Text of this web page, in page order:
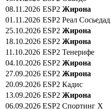
08.11.2026 ESP2 Жирона
01.11.2026 ESP2 Реал
25.10.2026 ESP2 Жирона
18.10.2026 ESP2 Жирона
11.10.2026 ESP2 Тенерифе
04.10.2026 ESP2 Жирона
27.09.2026 ESP2 Жирона
20.09.2026 ESP2 Кадис
13.09.2026 ESP2 Жирона
06.09.2026 ESP2 Спортинг Х